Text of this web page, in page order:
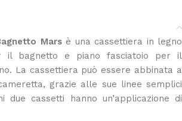
Marsè una cassettiera in legno
il bagnetto e piano fasciatoio per il
La cassettiera può essere abbinata a
grazie alle sue linee semplici
due cassetti hanno un’applicazione di